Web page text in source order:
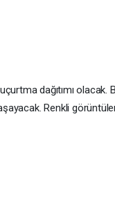
dağıtımı olacak.
Renkli